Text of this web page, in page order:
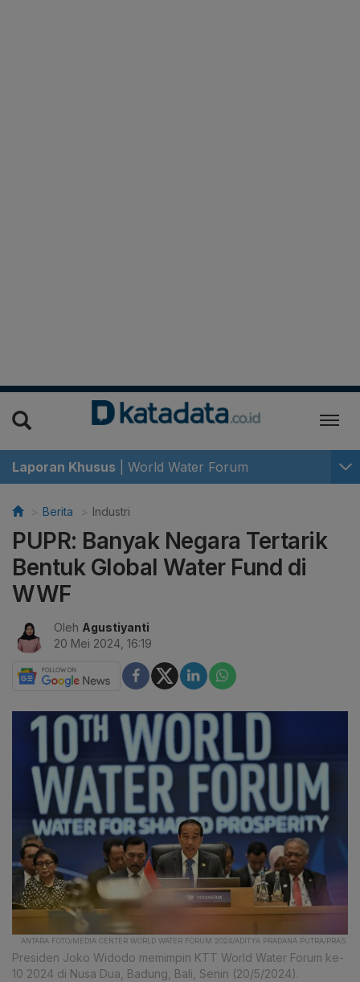
Laporan Khusus World Water Forum
Berita Industri
PUPR: Banyak Negara Tertarik
Bentuk Global Water Fund di
WWF
Oleh Agustiyanti
20 Mei 2024, 16:19
ANTARA FOTO/MEDIA CENTER WORLD WATER FORUM 2024/ADITYA PRADANA PUTRA/PRAS.
Presiden Joko Widodo memimpin KTT World Water Forum ke-
10 2024 di Nusa Dua, Badung, Bali, Senin (20/5/2024).